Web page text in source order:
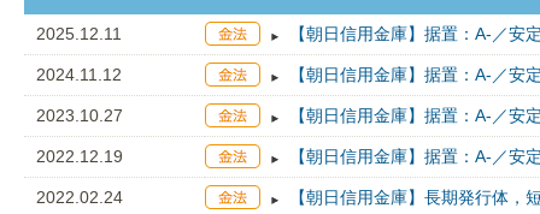
2025.12.11 【朝日信用金庫】据置：A-／安
2024.11.12 【朝日信用金庫】据置：A-／安
2023.10.27 【朝日信用金庫】据置：A-／安
2022.12.19 【朝日信用金庫】据置：A-／安
2022.02.24 【朝日信用金庫】長期発行体，